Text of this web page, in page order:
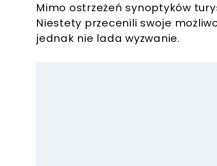
Mimo ostrzeżeń synoptyków
Niestety przecenili swoje
jednak nie lada wyzwanie.